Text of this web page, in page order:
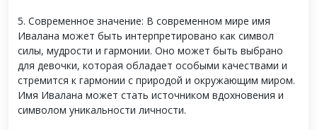
5. Современное значение: В современном мире имя
Ивалана может быть интерпретировано как символ
силы, мудрости и гармонии. Оно может быть выбрано
для девочки, которая обладает особыми качествами и
стремится к гармонии с природой и окружающим миром.
Имя Ивалана может стать источником вдохновения и
символом уникальности личности.